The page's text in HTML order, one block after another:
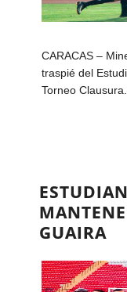
CARACAS –
traspié del
Torneo Clausura.
GUAIRA